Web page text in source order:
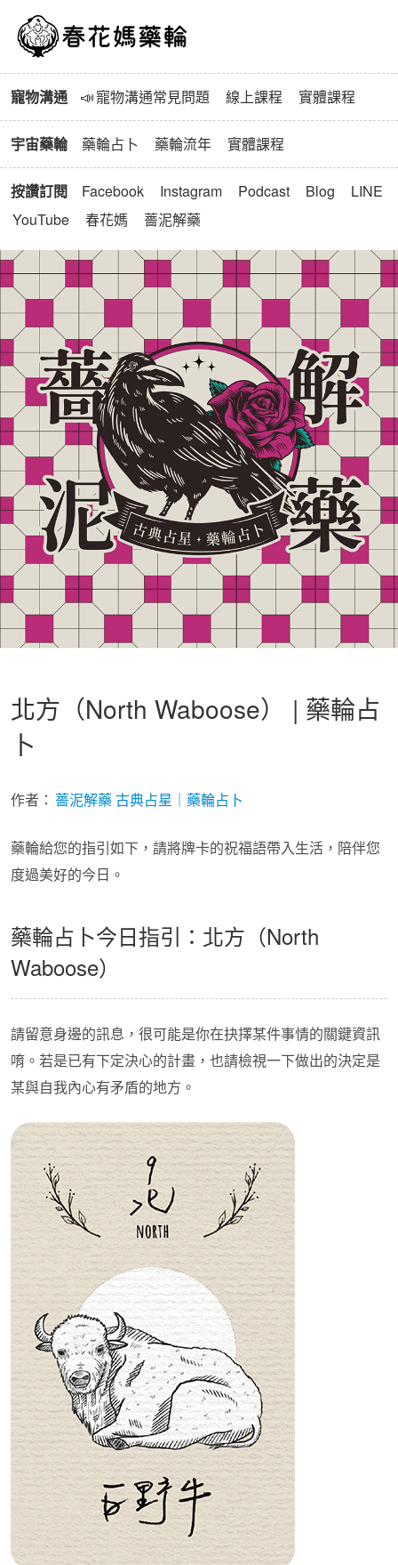
寵物溝通 📣寵物溝通常見問題 線上課程 實體課程
宇宙藥輪 藥輪占卜 藥輪流年 實體課程
按讚訂閱 Facebook Instagram Podcast Blog
LINE
YouTube
春花媽 薔泥解藥
北方（North Waboose） | 藥輪占
卜
作者： 薔泥解藥 古典占星｜藥輪占卜
藥輪給您的指引如下，請將牌卡的祝福語帶入生活，陪伴您
度過美好的今日。
藥輪占卜今日指引：北方（North
Waboose）
請留意身邊的訊息，很可能是你在抉擇某件事情的關鍵資訊
唷。若是已有下定決心的計畫，也請檢視一下做出的決定是
某與自我內心有矛盾的地方。